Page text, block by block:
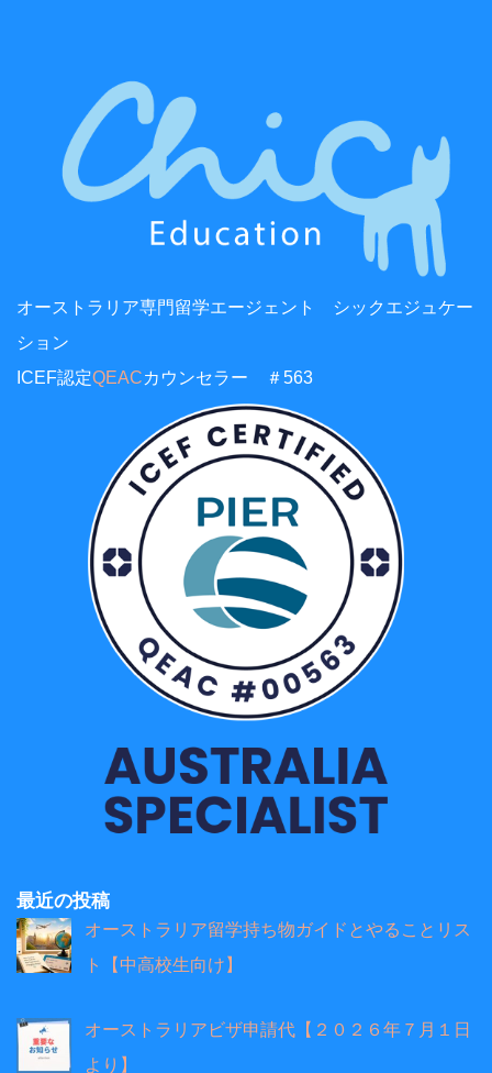
オーストラリア専門留学エージェント シックエジュケー
ション
ICEF認定QEACカウンセラー ＃563
最近の投稿
オーストラリア留学持ち物ガイドとやることリス
ト【中高校生向け】
オーストラリアビザ申請代【２０２６年７月１日
より】